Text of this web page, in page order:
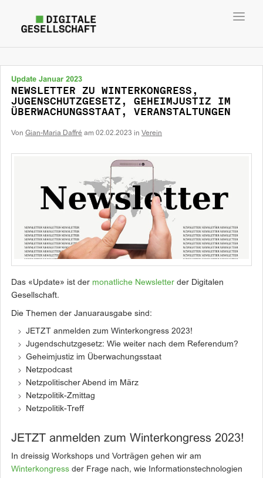
Update Januar 2023
NEWSLETTER ZU WINTERKONGRESS,
JUGENSCHUTZGESETZ, GEHEIMJUSTIZ IM
ÜBERWACHUNGSSTAAT, VERANSTALTUNGEN
Von Gian-Maria Daffré am 02.02.2023 in Verein
Das «Update» ist der monatliche Newsletter der Digitalen
Gesellschaft.
Die Themen der Januarausgabe sind:
JETZT anmelden zum Winterkongress 2023!
Jugendschutzgesetz: Wie weiter nach dem Referendum?
Geheimjustiz im Überwachungsstaat
Netzpodcast
Netzpolitischer Abend im März
Netzpolitik-Zmittag
Netzpolitik-Treff
JETZT anmelden zum Winterkongress 2023!
In dreissig Workshops und Vorträgen gehen wir am
Winterkongress der Frage nach, wie Informationstechnologien